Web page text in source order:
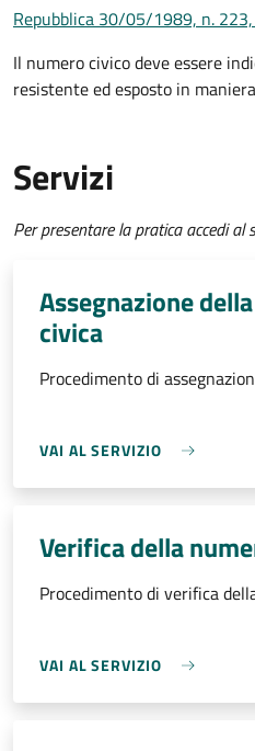
Repubblica 30/05/1989, n.
Il numero civico deve essere
resistente ed esposto in
Servizi
Per presentare la pratica accedi al
Assegnazione
civica
Procedimento di
VAI AL SERVIZIO
Verifica della
Procedimento di verifica
VAI AL SERVIZIO